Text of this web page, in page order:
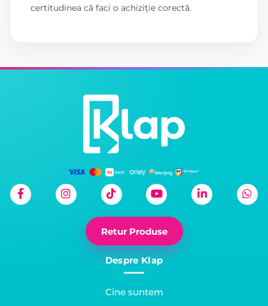
certitudinea că faci o achiziție corectă.
Retur Produse
Despre Klap
Cine suntem